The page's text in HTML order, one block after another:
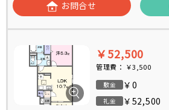
お問合せ
￥52,500
管理費： ￥3,500
敷金 ￥0
礼金
￥52,500